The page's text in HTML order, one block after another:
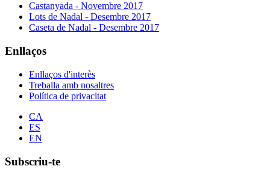
Castanyada - Novembre 2017
Lots de Nadal - Desembre 2017
Caseta de Nadal - Desembre 2017
Enllaços
Enllaços d'interès
Treballa amb nosaltres
Política de privacitat
CA
ES
EN
Subscriu-te